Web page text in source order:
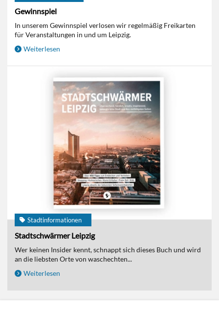
Gewinnspiel
In unserem Gewinnspiel verlosen wir regelmäßig Freikarten
für Veranstaltungen in und um Leipzig.
Weiterlesen
Stadtinformationen
Stadtschwärmer Leipzig
Wer keinen Insider kennt, schnappt sich dieses Buch und wird
an die liebsten Orte von waschechten...
Weiterlesen